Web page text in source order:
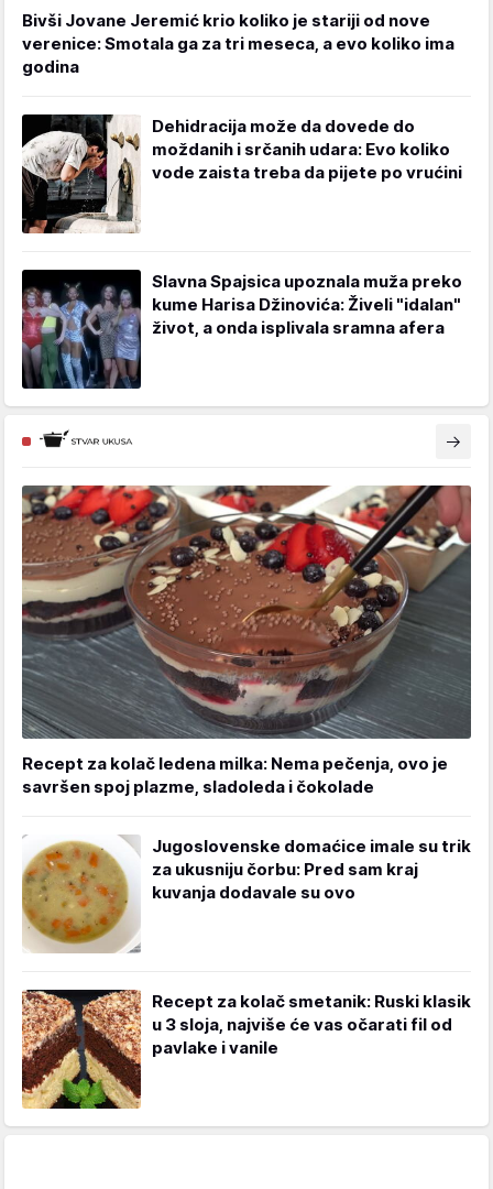
Bivši Jovane Jeremić krio koliko je stariji od nove
verenice: Smotala ga za tri meseca, a evo koliko ima
godina
Dehidracija može da dovede do
moždanih i srčanih udara: Evo koliko
vode zaista treba da pijete po vrućini
Slavna Spajsica upoznala muža preko
kume Harisa Džinovića: Živeli "idalan"
život, a onda isplivala sramna afera
Recept za kolač ledena milka: Nema pečenja, ovo je
savršen spoj plazme, sladoleda i čokolade
Jugoslovenske domaćice imale su trik
za ukusniju čorbu: Pred sam kraj
kuvanja dodavale su ovo
Recept za kolač smetanik: Ruski klasik
u 3 sloja, najviše će vas očarati fil od
pavlake i vanile